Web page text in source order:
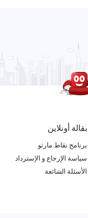
بقالة أونلاين
برنامج نقاط مارتو
سياسة الإرجاع و الإسترداد
الأسئلة الشائعة